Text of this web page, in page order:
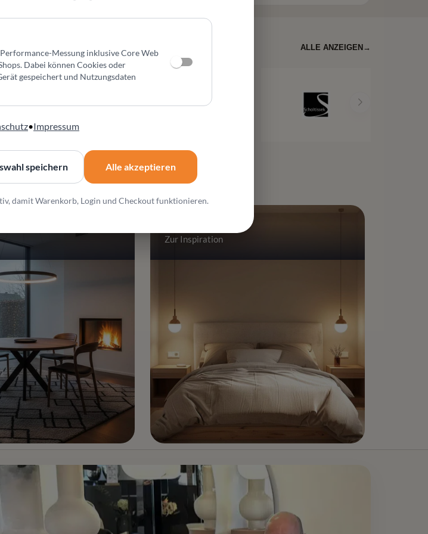
ALLE ANZEIGEN →
Zur Inspiration
Messung inklusive Core Web
. Dabei können Cookies oder
gespeichert und Nutzungsdaten
•Impressum
speichern Alle akzeptieren
damit Warenkorb, Login und Checkout funktionieren.